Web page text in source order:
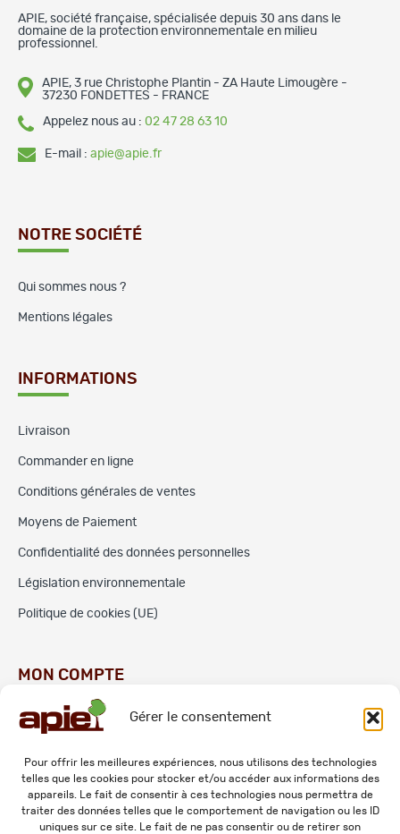
Gérer le consentement
Pour offrir les meilleures expériences, nous utilisons des technologies
telles que les cookies pour stocker et/ou accéder aux informations des
appareils. Le fait de consentir à ces technologies nous permettra de
traiter des données telles que le comportement de navigation ou les ID
uniques sur ce site. Le fait de ne pas consentir ou de retirer son
APIE, société française, spécialisée depuis 30 ans dans le
domaine de la protection environnementale en milieu
professionnel.
APIE, 3 rue Christophe Plantin - ZA Haute Limougère -
37230 FONDETTES - FRANCE
Appelez nous au : 02 47 28 63 10
E-mail : apie@apie.fr
NOTRE SOCIÉTÉ
Qui sommes nous ?
Mentions légales
INFORMATIONS
Livraison
Commander en ligne
Conditions générales de ventes
Moyens de Paiement
Confidentialité des données personnelles
Législation environnementale
Politique de cookies (UE)
MON COMPTE
Commandes
Adresses
Mes informations personnelles